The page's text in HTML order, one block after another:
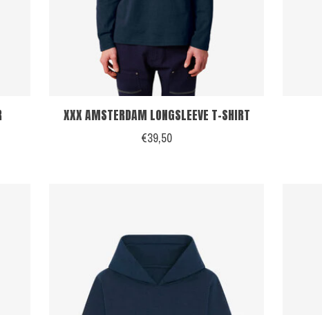
XXX AMSTERDAM LONGSLEEVE T-SHIRT
€39,50